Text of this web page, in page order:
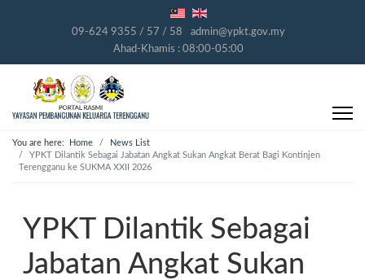
09-624 9355 / 57 / 58
admin@ypkt.gov.my
Ahad-Khamis : 08:00-05:00
You are here: Home
News List
YPKT Dilantik Sebagai Jabatan Angkat Sukan Angkat Berat Bagi Kontinjen
Terengganu ke SUKMA XXII 2026
YPKT Dilantik Sebagai
Jabatan Angkat Sukan